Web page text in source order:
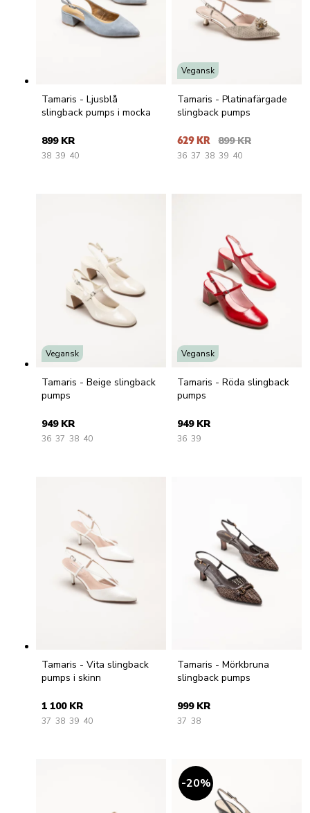
Tamaris - Ljusblå
slingback pumps i mocka
899 KR
38 39 40
Vegansk
Tamaris - Platinafärgade
slingback pumps
629 KR 899 KR
36 37 38 39 40
Vegansk
Tamaris - Beige slingback
pumps
949 KR
36 37 38 40
Vegansk
Tamaris - Röda slingback
pumps
949 KR
36 39
Tamaris - Vita slingback
pumps i skinn
1 100 KR
37 38 39 40
Tamaris - Mörkbruna
slingback pumps
999 KR
37 38
20%